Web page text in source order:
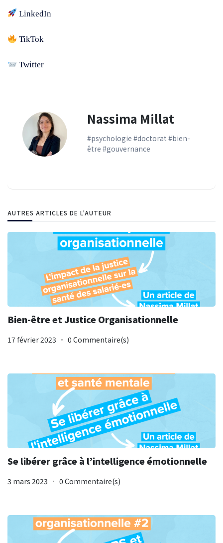
LinkedIn
TikTok
Twitter
Nassima Millat
#psychologie #doctorat #bien-
être #gouvernance
AUTRES ARTICLES DE L'AUTEUR
Bien-être et Justice Organisationnelle
17 février 2023 0 Commentaire(s)
Se libérer grâce à l’intelligence émotionnelle
3 mars 2023 0 Commentaire(s)